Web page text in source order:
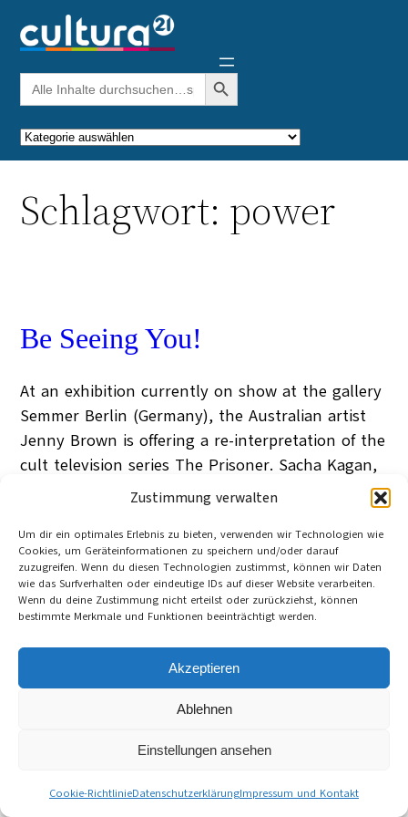
Zustimmung verwalten
Um dir ein optimales Erlebnis zu bieten, verwenden wir Technologien wie
Cookies, um Geräteinformationen zu speichern und/oder darauf
zuzugreifen. Wenn du diesen Technologien zustimmst, können wir Daten
wie das Surfverhalten oder eindeutige IDs auf dieser Website verarbeiten.
Wenn du deine Zustimmung nicht erteilst oder zurückziehst, können
bestimmte Merkmale und Funktionen beeinträchtigt werden.
Akzeptieren
Ablehnen
Einstellungen ansehen
Cookie-RichtlinieDatenschutzerklärungImpressum und Kontakt
Inhalt
springen
Search
for:
Search Button
Kategorien
Schlagwort: power
Be Seeing You!
At an exhibition currently on show at the gallery
Semmer Berlin (Germany), the Australian artist
Jenny Brown is offering a re-interpretation of the
cult television series The Prisoner. Sacha Kagan,
who collaborated with Jenny on one of the
works on show, further discusses here how the
TV series critiques the illusions of ‘freedom’ as
emancipation from attachments.
Sacha Kagan
Lüneburg (D)
16. April 2013
Tag:emancipation, freedom, governmentality, power,
Cookie-Richtlinie (EU)Datenschutzerklärung
Impressum und Kontakt